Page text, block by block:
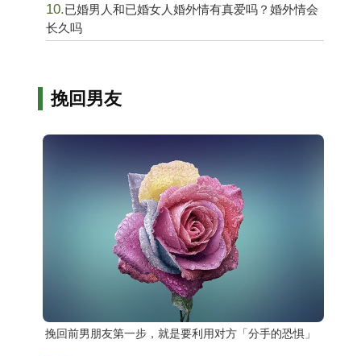
10.已婚男人和已婚女人婚外情有真爱吗？婚外情会
长久吗
挽回男友
挽回前男朋友第一步，就是要利用对方「分手的恐惧」